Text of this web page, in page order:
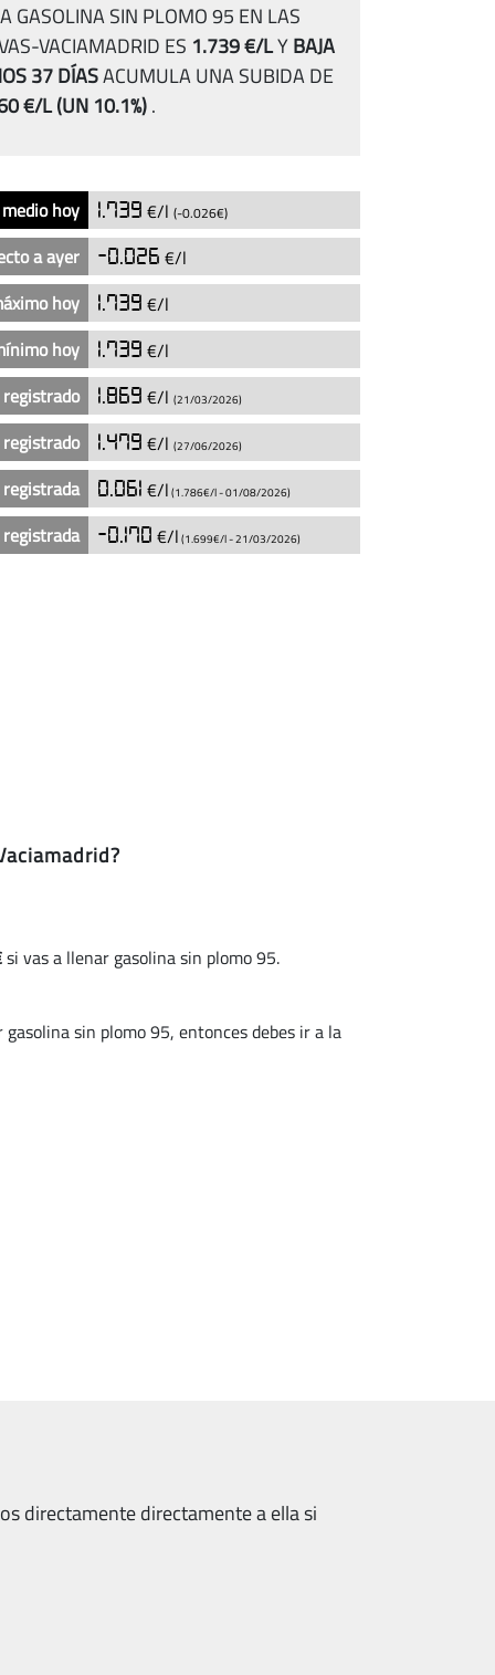
GASOLINA SIN PLOMO 95 EN LAS
VACIAMADRID ES 1.739 €/LYBAJA
37 DÍASACUMULA UNA SUBIDA DE
€/L(UN 10.1%).
hoy 1.739 €/l (-0.026€)
a ayer -0.026 €/l
hoy
1.739 €/l
hoy
1.739 €/l
1.869 €/l (21/03/2026)
1.479 €/l (27/06/2026)
0.061 €/l (1.786€/l -01/08/2026)
-0.170 €/l (1.699€/l -21/03/2026)
si vas a llenar gasolina sin plomo 95.
sin plomo 95, entonces debes ir a la
directamente directamente a ella si